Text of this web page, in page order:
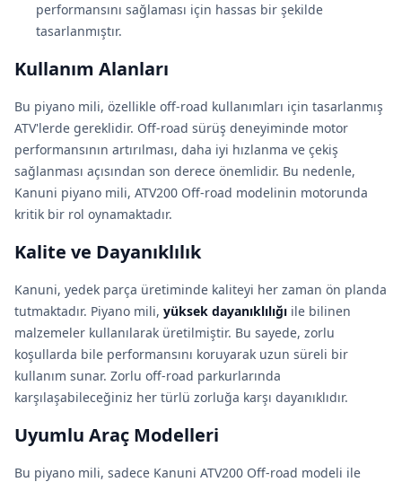
performansını sağlaması için hassas bir şekilde
tasarlanmıştır.
Kullanım Alanları
Bu piyano mili, özellikle off-road kullanımları için tasarlanmış
ATV'lerde gereklidir. Off-road sürüş deneyiminde motor
performansının artırılması, daha iyi hızlanma ve çekiş
sağlanması açısından son derece önemlidir. Bu nedenle,
Kanuni piyano mili, ATV200 Off-road modelinin motorunda
kritik bir rol oynamaktadır.
Kalite ve Dayanıklılık
Kanuni, yedek parça üretiminde kaliteyi her zaman ön planda
tutmaktadır. Piyano mili, yüksek dayanıklılığı ile bilinen
malzemeler kullanılarak üretilmiştir. Bu sayede, zorlu
koşullarda bile performansını koruyarak uzun süreli bir
kullanım sunar. Zorlu off-road parkurlarında
karşılaşabileceğiniz her türlü zorluğa karşı dayanıklıdır.
Uyumlu Araç Modelleri
Bu piyano mili, sadece Kanuni ATV200 Off-road modeli ile